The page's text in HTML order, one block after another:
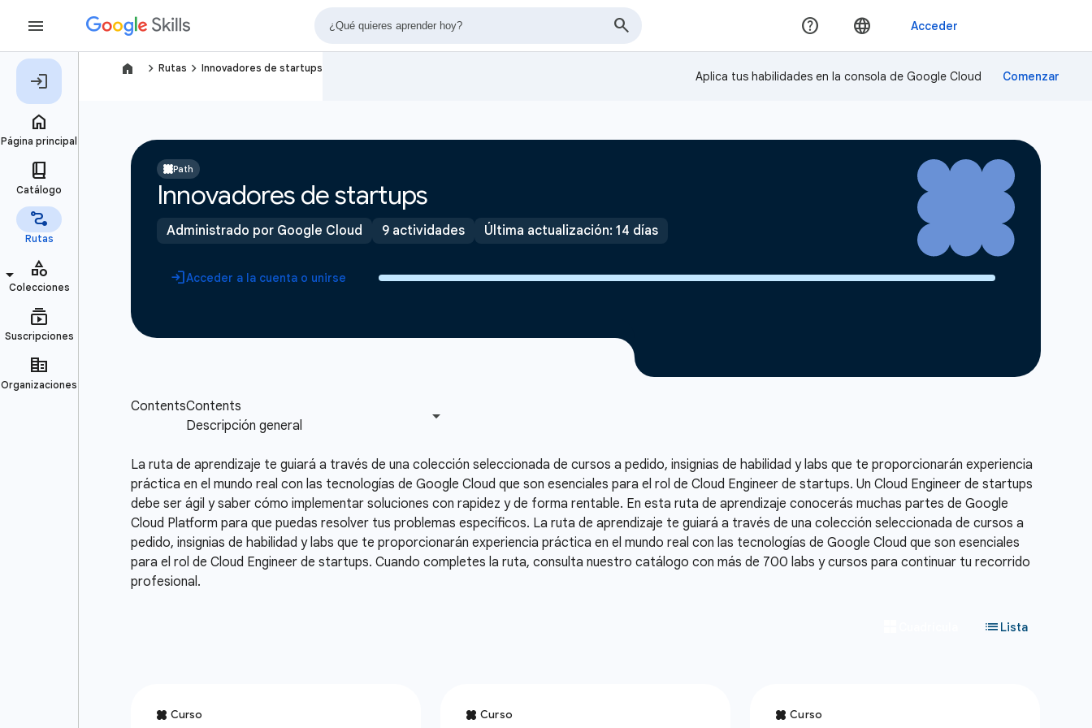
navigate_next Rutas navigate_next Innovadores de startups
Aplica tus habilidades en la consola de Google Cloud
Path
Innovadores de startups
Administrado por Google Cloud 9 actividades Última actualización: 14 días
Acceder a la cuenta o unirse
La ruta de aprendizaje te guiará a través de una colección seleccionada de cursos a pedido, insignias de habilidad y labs que te proporcionarán experiencia
práctica en el mundo real con las tecnologías de Google Cloud que son esenciales para el rol de Cloud Engineer de startups. Un Cloud Engineer de startups
debe ser ágil y saber cómo implementar soluciones con rapidez y de forma rentable. En esta ruta de aprendizaje conocerás muchas partes de Google
Cloud Platform para que puedas resolver tus problemas específicos. La ruta de aprendizaje te guiará a través de una colección seleccionada de cursos a
pedido, insignias de habilidad y labs que te proporcionarán experiencia práctica en el mundo real con las tecnologías de Google Cloud que son esenciales
para el rol de Cloud Engineer de startups. Cuando completes la ruta, consulta nuestro catálogo con más de 700 labs y cursos para continuar tu recorrido
profesional.